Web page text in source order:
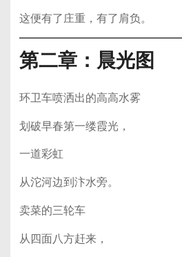
这便有了庄重，有了肩负。
第二章：晨光图
环卫车喷洒出的高高水雾
划破早春第一缕霞光，
一道彩虹
从沱河边到汴水旁。
卖菜的三轮车
从四面八方赶来，